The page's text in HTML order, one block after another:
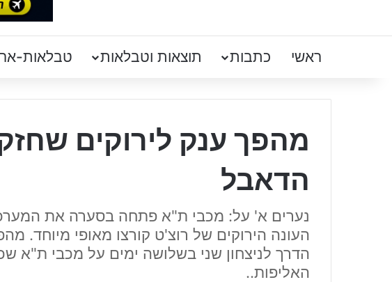
ראשי כתבות תוצאות וטבלאות טבלאות-
מהפך ענק לירוקים
הדאבל
נערים א' על: מכבי ת"א פתחה בסערה את
העונה הירוקים של רוצ'ט קורצו מאופי מיוחד.
הדרך לניצחון שני בשלושה ימים על מכבי ת"א
האליפות..